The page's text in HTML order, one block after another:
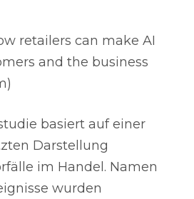
retailers can make AI
and the business
basiert auf einer
Darstellung
im Handel. Namen
wurden